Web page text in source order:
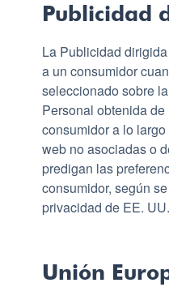
Publicidad
La Publicidad
a un consumidor
seleccionado sobre
Personal obtenida
consumidor a lo
web no asociadas o
predigan las
consumidor, según
privacidad de EE.
Unión